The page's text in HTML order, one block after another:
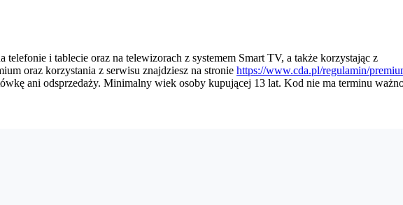
i tablecie oraz na telewizorach z systemem Smart TV, a także korzystając z
oraz korzystania z serwisu znajdziesz na stronie https://www.cda.pl/regulamin/
ani odsprzedaży. Minimalny wiek osoby kupującej 13 lat. Kod nie ma terminu